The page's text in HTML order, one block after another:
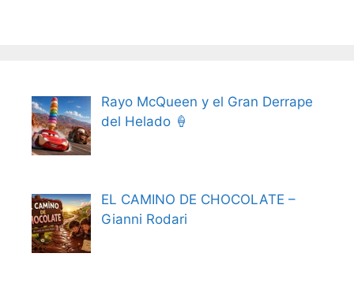
Rayo McQueen y el Gran Derrape
del Helado 🍦
EL CAMINO DE CHOCOLATE –
Gianni Rodari